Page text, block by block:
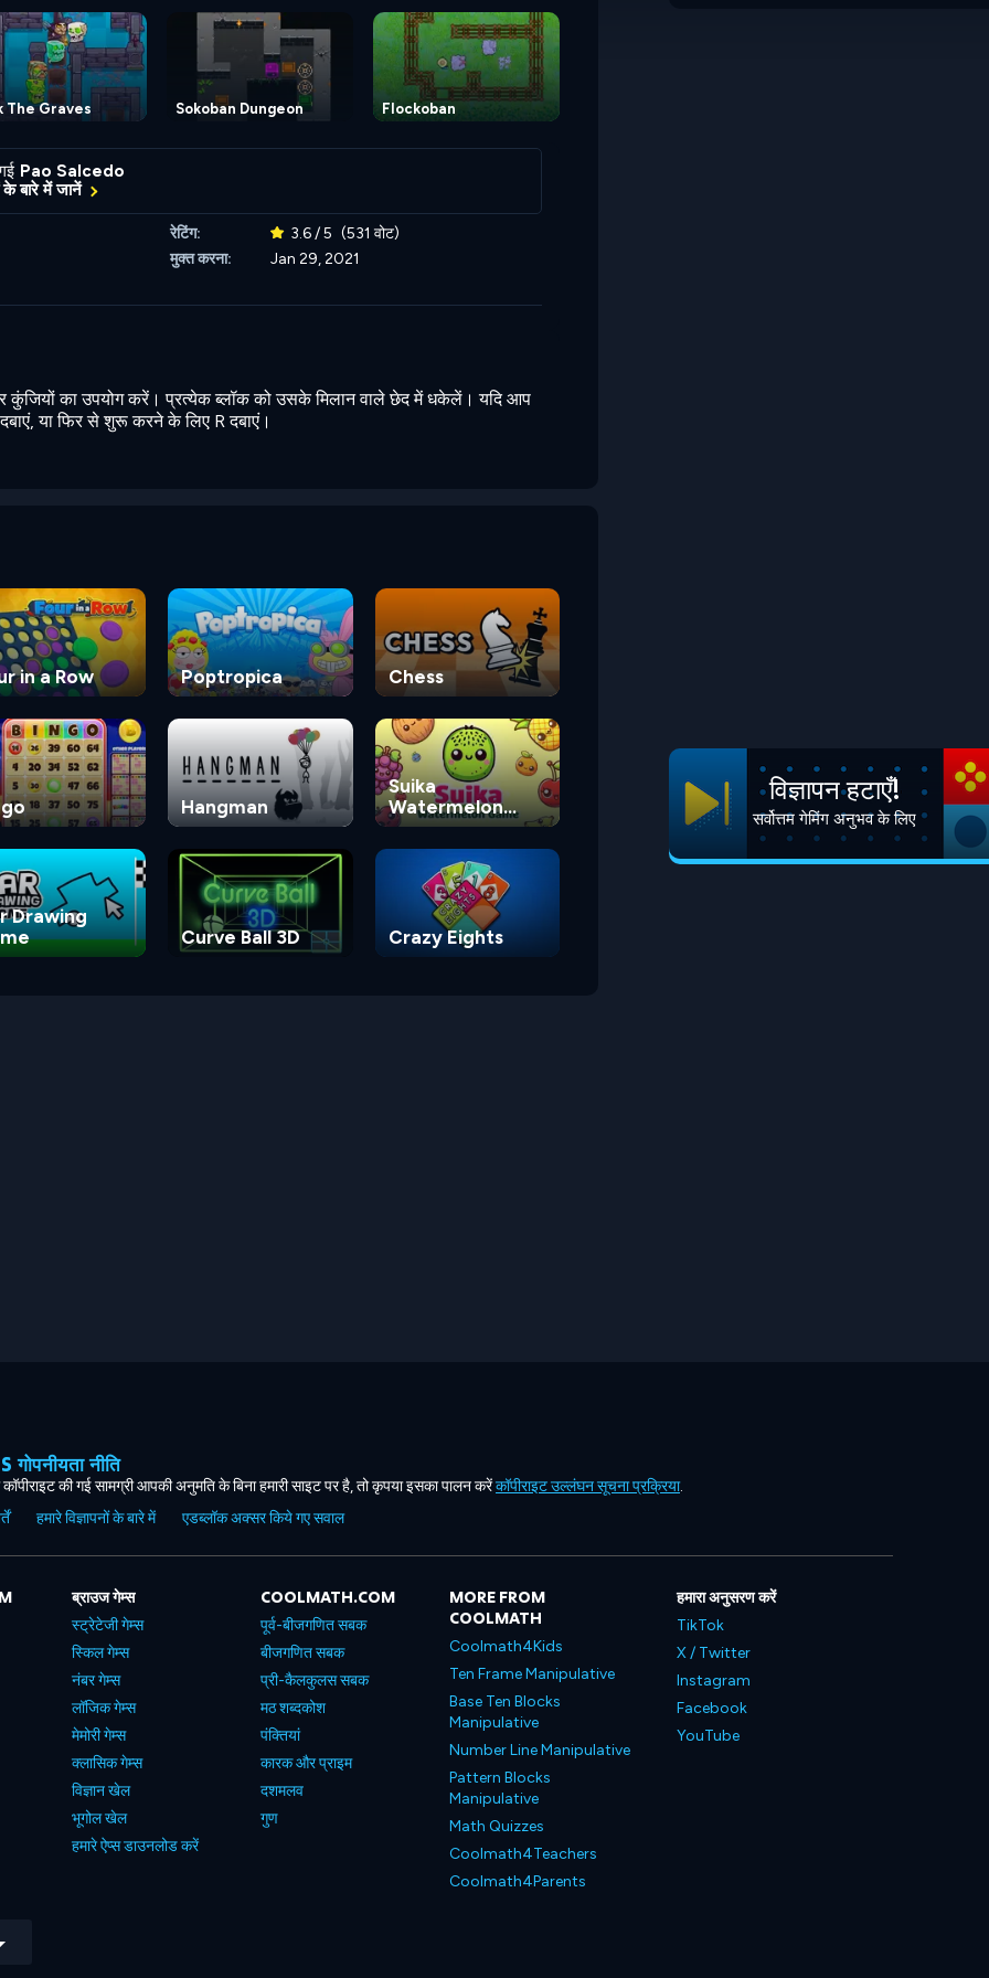
The Graves Sokoban Dungeon Flockoban
Pao Salcedo
के बारे में जानें
रेटिंग: 3.6 / 5 (531 वोट)
मुक्त करना:
Jan 29, 2021
कुंजियों का उपयोग करें। प्रत्येक ब्लॉक को उसके मिलान वाले छेद में धकेलें। यदि आप
या फिर से शुरू करने के लिए R दबाएं।
in a Row Poptropica Chess
Hangman
Suika
Watermelon
Game
Drawing
Curve Ball 3D Crazy Eights
विज्ञापन हटाएँ!
सर्वोत्तम गेमिंग अनुभव के लिए
नीति
की गई सामग्री आपकी अनुमति के बिना हमारी साइट पर है, तो कृपया इसका पालन करेंकॉपीराइट उल्लंघन सूचना प्रक्रिया.
हमारे विज्ञापनों के बारे में एडब्लॉक अक्सर किये गए सवाल
ब्राउज गेम्स
स्ट्रेटेजी गेम्स
स्किल गेम्स
नंबर गेम्स
लॉजिक गेम्स
मेमोरी गेम्स
क्लासिक गेम्स
विज्ञान खेल
भूगोल खेल
हमारे ऐप्स डाउनलोड करें
COOLMATH.COM
पूर्व-बीजगणित सबक
बीजगणित सबक
प्री-कैलकुलस सबक
मठ शब्दकोश
पंक्तियां
कारक और प्राइम
दशमलव
गुण
MORE FROM
COOLMATH
Coolmath4Kids
Ten Frame Manipulative
Base Ten Blocks
Manipulative
Number Line Manipulative
Pattern Blocks
Manipulative
Math Quizzes
Coolmath4Teachers
Coolmath4Parents
हमारा अनुसरण करें
TikTok
X / Twitter
Instagram
Facebook
YouTube